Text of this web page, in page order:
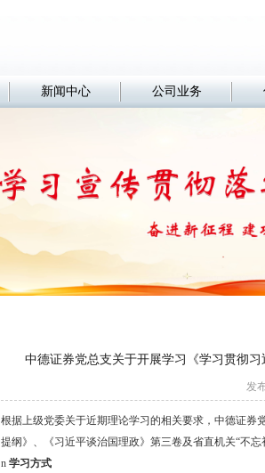
新闻中心 公司业务
中德证券党总支关于开展学习《学习贯彻
发
根据上级党委关于近期理论学习的相关要求，中德证券
提纲》、《习近平谈治国理政》第三卷及省直机关“不忘
n 学习方式